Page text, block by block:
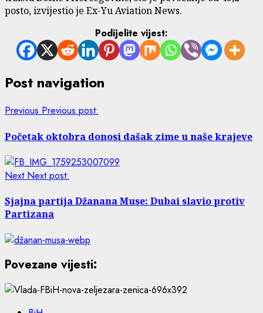
posto, izvijestio je Ex-Yu Aviation News.
Podijelite vijest:
Post navigation
Previous Previous post:
Početak oktobra donosi dašak zime u naše krajeve
Next Next post:
Sjajna partija Džanana Muse: Dubai slavio protiv
Partizana
Povezane vijesti: